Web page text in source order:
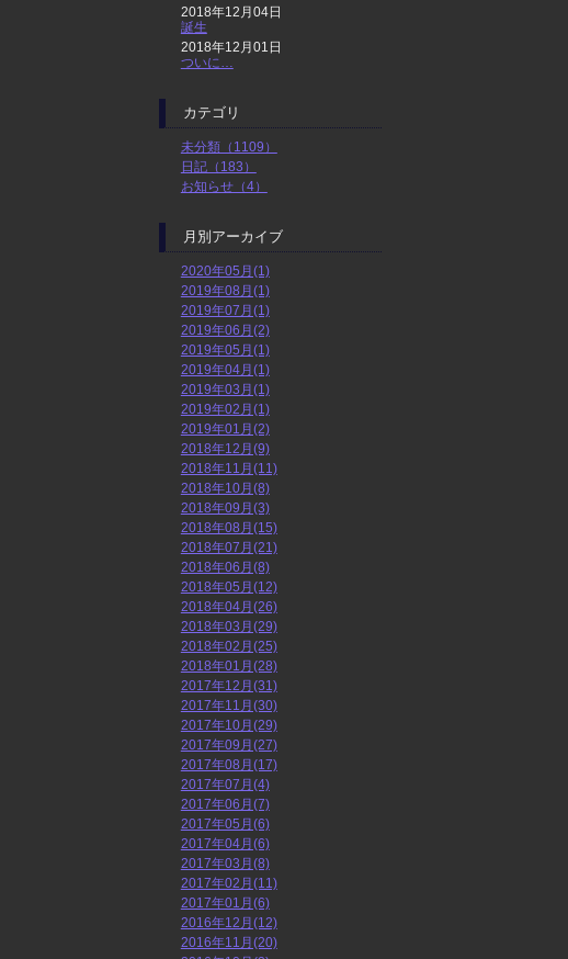
2018年12月04日
誕生
2018年12月01日
ついに…
カテゴリ
未分類（1109）
日記（183）
お知らせ（4）
月別アーカイブ
2020年05月(1)
2019年08月(1)
2019年07月(1)
2019年06月(2)
2019年05月(1)
2019年04月(1)
2019年03月(1)
2019年02月(1)
2019年01月(2)
2018年12月(9)
2018年11月(11)
2018年10月(8)
2018年09月(3)
2018年08月(15)
2018年07月(21)
2018年06月(8)
2018年05月(12)
2018年04月(26)
2018年03月(29)
2018年02月(25)
2018年01月(28)
2017年12月(31)
2017年11月(30)
2017年10月(29)
2017年09月(27)
2017年08月(17)
2017年07月(4)
2017年06月(7)
2017年05月(6)
2017年04月(6)
2017年03月(8)
2017年02月(11)
2017年01月(6)
2016年12月(12)
2016年11月(20)